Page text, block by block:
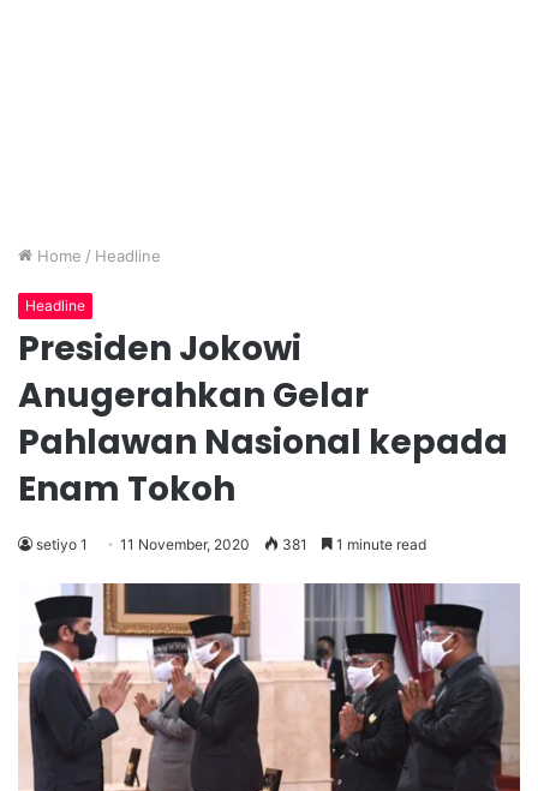
Home / Headline
Headline
Presiden Jokowi
Anugerahkan Gelar
Pahlawan Nasional kepada
Enam Tokoh
setiyo 1 11 November, 2020 381 1 minute read